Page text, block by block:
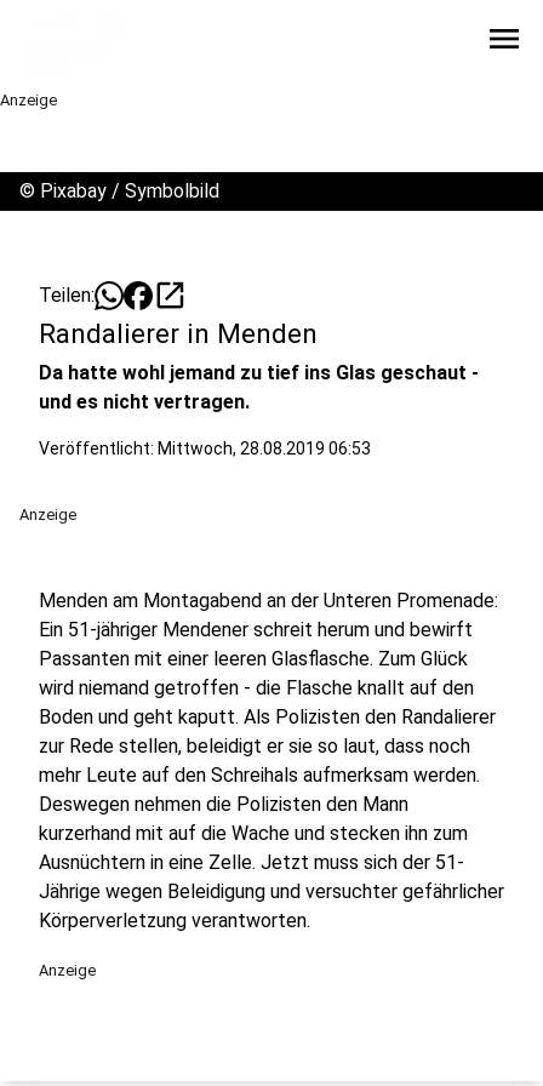
menu
Anzeige
© Pixabay / Symbolbild
Teilen: open_in_new
Randalierer in Menden
Da hatte wohl jemand zu tief ins Glas geschaut -
und es nicht vertragen.
Veröffentlicht: Mittwoch, 28.08.2019 06:53
Anzeige
Menden am Montagabend an der Unteren Promenade:
Ein 51-jähriger Mendener schreit herum und bewirft
Passanten mit einer leeren Glasflasche. Zum Glück
wird niemand getroffen - die Flasche knallt auf den
Boden und geht kaputt. Als Polizisten den Randalierer
zur Rede stellen, beleidigt er sie so laut, dass noch
mehr Leute auf den Schreihals aufmerksam werden.
Deswegen nehmen die Polizisten den Mann
kurzerhand mit auf die Wache und stecken ihn zum
Ausnüchtern in eine Zelle. Jetzt muss sich der 51-
Jährige wegen Beleidigung und versuchter gefährlicher
Körperverletzung verantworten.
Anzeige